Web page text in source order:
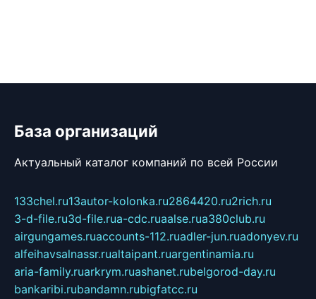
База организаций
Актуальный каталог компаний по всей России
133chel.ru13autor-kolonka.ru2864420.ru2rich.ru
3-d-file.ru3d-file.rua-cdc.ruaalse.rua380club.ru
airgungames.ruaccounts-112.ruadler-jun.ruadonyev.ru
alfeihavsalnassr.rualtaipant.ruargentinamia.ru
aria-family.ruarkrym.ruashanet.rubelgorod-day.ru
bankaribi.rubandamn.rubigfatcc.ru